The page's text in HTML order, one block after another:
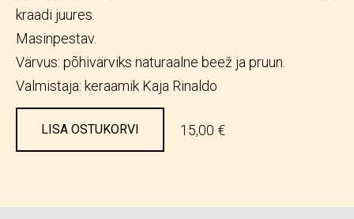
kraadi juures.
Masinpestav.
Värvus: põhivärviks naturaalne beež ja pruun.
Valmistaja: keraamik Kaja Rinaldo
LISA OSTUKORVI 15,00 €